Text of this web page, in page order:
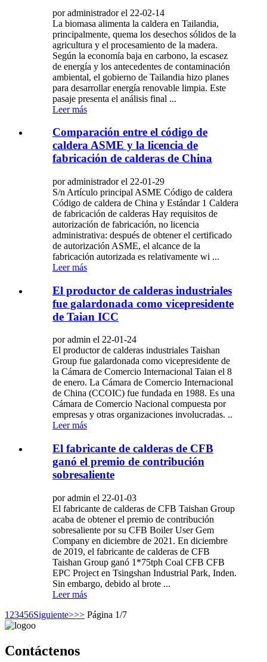
por administrador el 22-02-14
La biomasa alimenta la caldera en Tailandia,
principalmente, quema los desechos sólidos de la
agricultura y el procesamiento de la madera.
Según la economía baja en carbono, la escasez
de energía y los antecedentes de contaminación
ambiental, el gobierno de Tailandia hizo planes
para desarrollar energía renovable limpia. Este
pasaje presenta el análisis final ...
Leer más
Comparación entre el código de
caldera ASME y la licencia de
fabricación de calderas de China
por administrador el 22-01-29
S/n Artículo principal ASME Código de caldera
Código de caldera de China y Estándar 1 Caldera
de fabricación de calderas Hay requisitos de
autorización de fabricación, no licencia
administrativa: después de obtener el certificado
de autorización ASME, el alcance de la
fabricación autorizada es relativamente wi ...
Leer más
El productor de calderas industriales
fue galardonada como vicepresidente
de Taian ICC
por admin el 22-01-24
El productor de calderas industriales Taishan
Group fue galardonada como vicepresidente de
la Cámara de Comercio Internacional Taian el 8
de enero. La Cámara de Comercio Internacional
de China (CCOIC) fue fundada en 1988. Es una
Cámara de Comercio Nacional compuesta por
empresas y otras organizaciones involucradas. ..
Leer más
El fabricante de calderas de CFB
ganó el premio de contribución
sobresaliente
por admin el 22-01-03
El fabricante de calderas de CFB Taishan Group
acaba de obtener el premio de contribución
sobresaliente por su CFB Boiler User Gem
Company en diciembre de 2021. En diciembre
de 2019, el fabricante de calderas de CFB
Taishan Group ganó 1*75tph Coal CFB CFB
EPC Project en Tsingshan Industrial Park, Inden.
Sin embargo, debido al brote ...
Leer más
1 23456Siguiente>>> Página 1/7
Contáctenos